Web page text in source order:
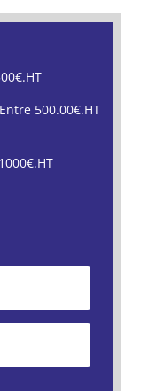
500.00€.HT